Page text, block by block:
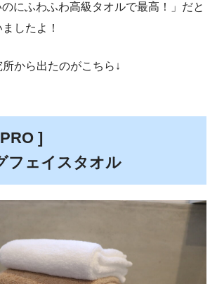
にふわふわ高級タオルで最高！」だと
したよ！
から出たのがこちら↓
]
フェイスタオル